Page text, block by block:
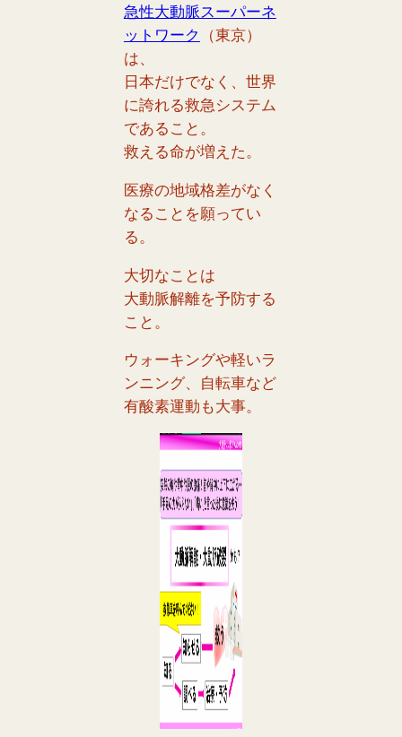
急性大動脈スーパーネ
ットワーク
（東京）
は、
日本だけでなく、世界
に誇れる救急システム
であること。
救える命が増えた。
医療の地域格差がなく
なることを願ってい
る。
大切なことは
大動脈解離を予防する
こと。
ウォーキングや軽いラ
ンニング、
自転車など
有酸素運動も大事。